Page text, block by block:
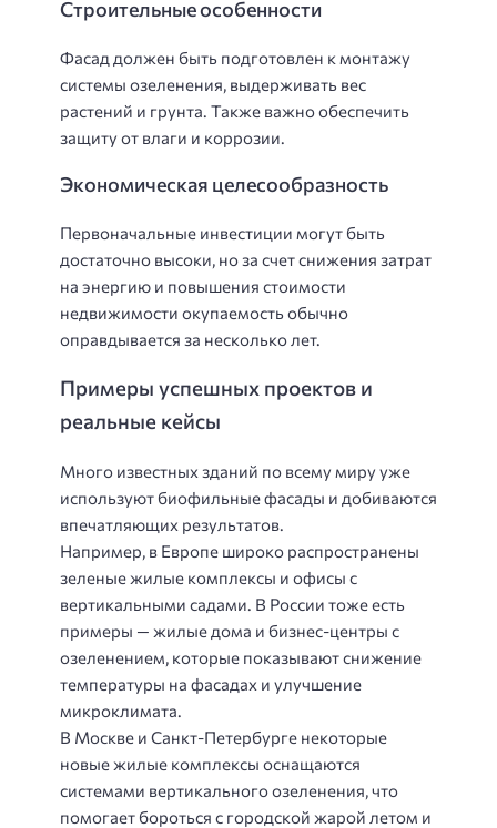
Строительные особенности
Фасад должен быть подготовлен к монтажу
системы озеленения, выдерживать вес
растений и грунта. Также важно обеспечить
защиту от влаги и коррозии.
Экономическая целесообразность
Первоначальные инвестиции могут быть
достаточно высоки, но за счет снижения затрат
на энергию и повышения стоимости
недвижимости окупаемость обычно
оправдывается за несколько лет.
Примеры успешных проектов и
реальные кейсы
Много известных зданий по всему миру уже
используют биофильные фасады и добиваются
впечатляющих результатов.
Например, в Европе широко распространены
зеленые жилые комплексы и офисы с
вертикальными садами. В России тоже есть
примеры — жилые дома и бизнес-центры с
озеленением, которые показывают снижение
температуры на фасадах и улучшение
микроклимата.
В Москве и Санкт-Петербурге некоторые
новые жилые комплексы оснащаются
системами вертикального озеленения, что
помогает бороться с городской жарой летом и